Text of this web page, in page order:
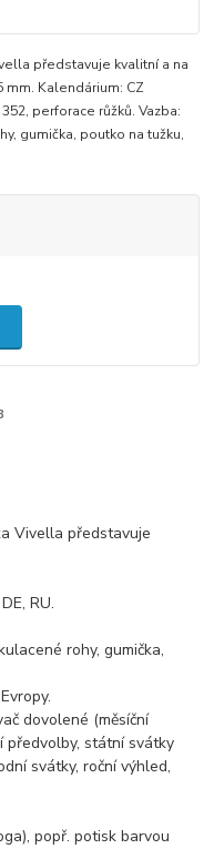
představuje kvalitní a na
Kalendárium: CZ
perforace růžků. Vazba:
gumička, poutko na tužku,
Vivella představuje
RU.
rohy, gumička,
dovolené (měsíční
předvolby, státní svátky
svátky, roční výhled,
popř. potisk barvou